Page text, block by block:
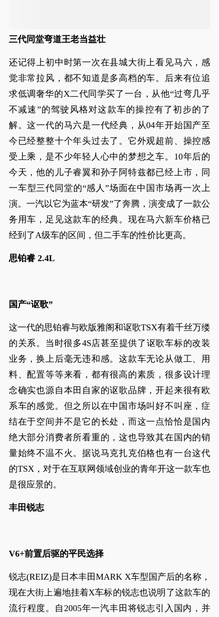
三代同堂弯道王老当益壮
还记得上初中时第一次在县城大街上看见马六，感
觉非常拉风，都不知道是多高档的车。后来有位追
求低调奢华的X二代同学买了一台，从他“过弯几乎
不减速”的驾驶风格对这款车的操控有了初步的了
解。这一代的马六是一代经典，从04年开始国产至
今已经整整十个年头过去了。它外观超前、操控感
受上乘，是不少年轻人心中的梦想之车。10年后的
今天，他的儿子睿翼和孙子阿特兹都已经上市，同
一车型三代同堂的“感人”场面在中国市场再一次上
演。一汽以它为蓝本“研发”了奔腾，演变成了一款公
务用车，足见这款车的经典。现在马六新车价格已
经到了A级车的区间，但二手车的性价比更高。
思铂睿 2.4L
国产“讴歌”
这一代的思铂睿与欧版雅阁和讴歌TSX有着千丝万缕
的关系。当时很多4S店甚至提供了讴歌车标的改装
业务，换上后毫无违和感。这款车无论从做工、用
料、配置等等来看，都有很高的素质，很多设计理
念确实也源自本田自家的讴歌品牌，开起来很有欧
系车的感觉。但之所以在中国市场叫好不叫座，症
结在于空间并不是它的长处，而这一点恰恰是国内
绝大部分消费者所看重的，这也导致其在国内的销
量始终不温不火。据说马克扎克伯格也有一台这代
的TSX，对于在互联网领域创业的青年开这一款车也
是很应景的。
丰田锐志
V6+前置后驱的平民选择
锐志(REIZ)是日本丰田MARK X车型国产后的名称，
现在大街上遍地挂着X车标的锐志也说明了这款车的
流行程度。自2005年一汽丰田将锐志引入国内，并